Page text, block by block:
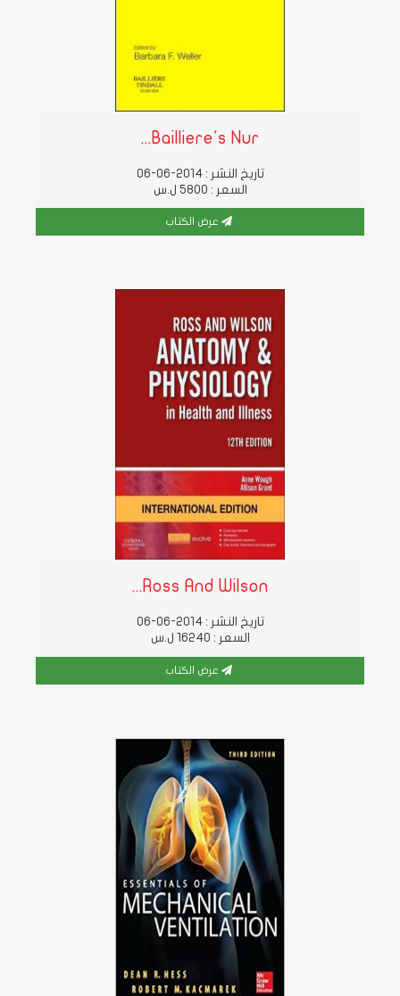
Bailliere's Nur...
تاريخ النشر : 2014-06-06
السعر : 5800 ل.س
عرض الكتاب
Ross And Wilson...
تاريخ النشر : 2014-06-06
السعر : 16240 ل.س
عرض الكتاب